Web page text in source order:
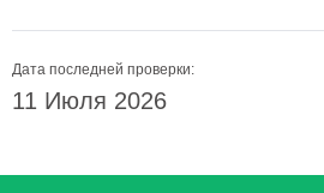
Дата последней проверки:
11 Июля 2026